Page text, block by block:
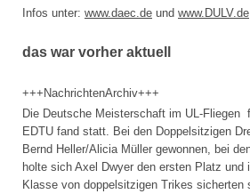
Infos unter: www.daec.de und www.DULV.de
das war vorher aktuell
+++NachrichtenArchiv+++
Die Deutsche Meisterschaft im UL-Fliegen
EDTU fand statt. Bei den Doppelsitzigen
Bernd Heller/Alicia Müller gewonnen, bei
holte sich Axel Dwyer den ersten Platz und
Klasse von doppelsitzigen Trikes sicherten